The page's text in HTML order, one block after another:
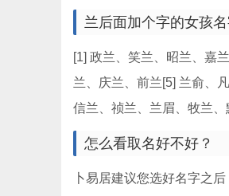
兰后面加个字的女孩名
[1] 政兰、笑兰、昭兰、嘉
兰、庆兰、前兰[5] 兰俞、
信兰、祯兰、兰眉、牧兰
怎么看取名好不好？
卜易居建议您选好名字之